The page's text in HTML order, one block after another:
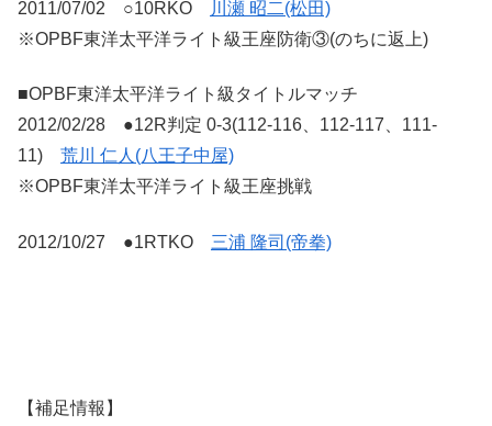
2011/07/02 ○10RKO
川瀬 昭二(松田)
※OPBF東洋太平洋ライト級王座防衛③(のちに返上)
■OPBF東洋太平洋ライト級タイトルマッチ
2012/02/28 ●12R判定 0-3(112-116、112-117、111-
11) 荒川 仁人(八王子中屋)
※OPBF東洋太平洋ライト級王座挑戦
2012/10/27 ●1RTKO 三浦 隆司(帝拳)
【補足情報】